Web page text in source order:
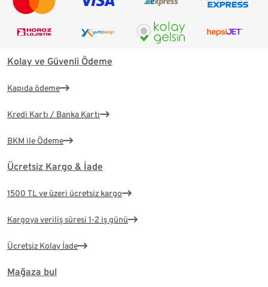
Kolay ve Güvenli Ödeme
Kapıda ödeme
Kredi Kartı / Banka Kartı
BKM ile Ödeme
Ücretsiz Kargo & İade
1500 TL ve üzeri ücretsiz kargo
Kargoya veriliş süresi 1-2 iş günü
Ücretsiz Kolay İade
Mağaza bul